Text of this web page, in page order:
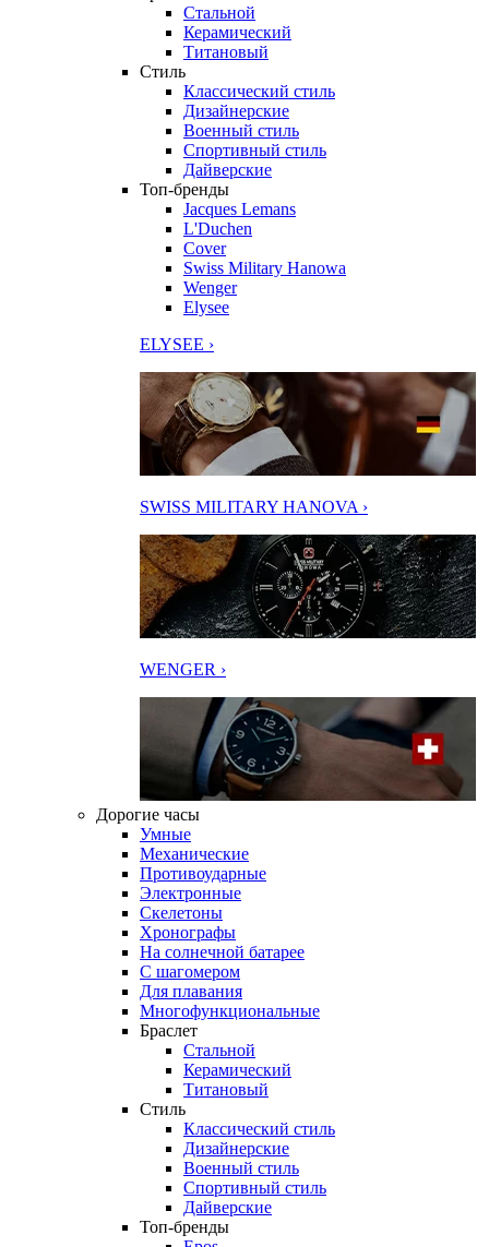
Стальной
Керамический
Титановый
Стиль
Классический стиль
Дизайнерские
Военный стиль
Спортивный стиль
Дайверские
Топ-бренды
Jacques Lemans
L'Duchen
Cover
Swiss Military Hanowa
Wenger
Elysee
ELYSEE ›
SWISS MILITARY HANOVA ›
WENGER ›
Дорогие часы
Умные
Механические
Противоударные
Электронные
Скелетоны
Хронографы
На солнечной батарее
С шагомером
Для плавания
Многофункциональные
Браслет
Стальной
Керамический
Титановый
Стиль
Классический стиль
Дизайнерские
Военный стиль
Спортивный стиль
Дайверские
Топ-бренды